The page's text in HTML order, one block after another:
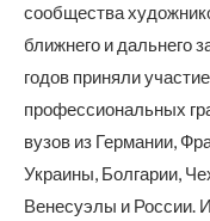
сообщества
ближнего и дальнего
годов приняли
профессиональных
вузов из Германии,
Украины, Болгарии,
Венесуэлы и России.